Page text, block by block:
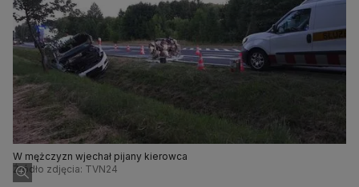
W mężczyzn wjechał pijany kierowca
Źródło zdjęcia: TVN24